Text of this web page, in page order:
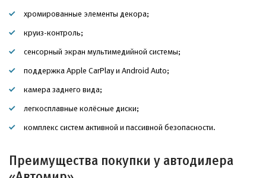
хромированные элементы декора;
круиз-контроль;
сенсорный экран мультимедийной системы;
поддержка Apple CarPlay и Android Auto;
камера заднего вида;
легкосплавные колёсные диски;
комплекс систем активной и пассивной безопасности.
Преимущества покупки у автодилера